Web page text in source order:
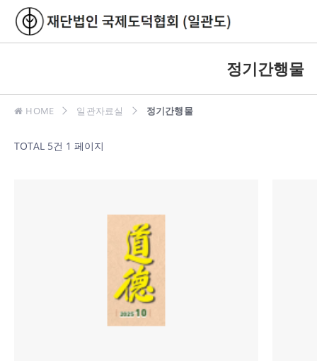
정기간행물
HOME 일관자료실 정기간행물
TOTAL 5건 1 페이지